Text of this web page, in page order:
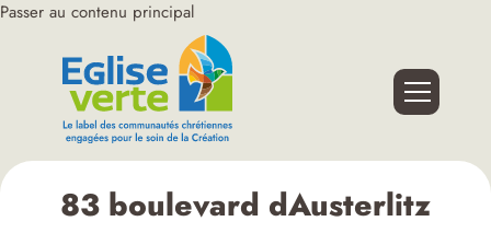
Passer au contenu principal
83 boulevard dAusterlitz